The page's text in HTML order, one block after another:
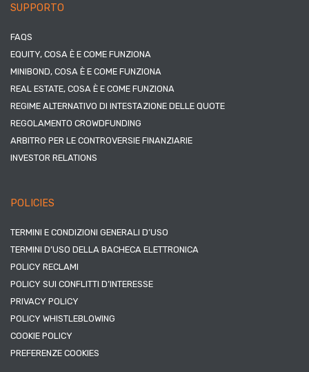
SUPPORTO
FAQS
EQUITY, COSA È E COME FUNZIONA
MINIBOND, COSA È E COME FUNZIONA
REAL ESTATE, COSA È E COME FUNZIONA
REGIME ALTERNATIVO DI INTESTAZIONE DELLE QUOTE
REGOLAMENTO CROWDFUNDING
ARBITRO PER LE CONTROVERSIE FINANZIARIE
INVESTOR RELATIONS
POLICIES
TERMINI E CONDIZIONI GENERALI D’USO
TERMINI D’USO DELLA BACHECA ELETTRONICA
POLICY RECLAMI
POLICY SUI CONFLITTI D’INTERESSE
PRIVACY POLICY
POLICY WHISTLEBLOWING
COOKIE POLICY
PREFERENZE COOKIES